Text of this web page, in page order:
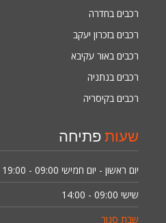
רכבים בחדרה
רכבים בזכרון יעקב
רכבים באור עקיבא
רכבים בנתניה
רכבים בקיסריה
שעות פתיחה
09:00 - 19:00 יום ראשון - יום חמישי
09:00 - 14:00 שישי
שבת סגור